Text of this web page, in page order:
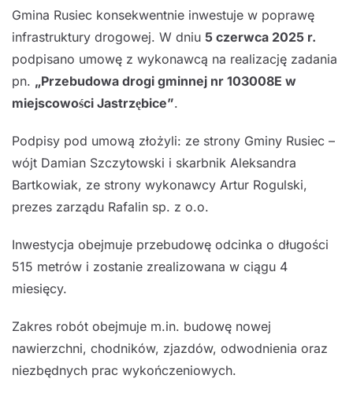
Gmina Rusiec konsekwentnie inwestuje w poprawę
infrastruktury drogowej. W dniu 5 czerwca 2025 r.
podpisano umowę z wykonawcą na realizację zadania
pn. „Przebudowa drogi gminnej nr 103008E w
miejscowości Jastrzębice”.
Podpisy pod umową złożyli: ze strony Gminy Rusiec –
wójt Damian Szczytowski i skarbnik Aleksandra
Bartkowiak, ze strony wykonawcy Artur Rogulski,
prezes zarządu Rafalin sp. z o.o.
Inwestycja obejmuje przebudowę odcinka o długości
515 metrów i zostanie zrealizowana w ciągu 4
miesięcy.
Zakres robót obejmuje m.in. budowę nowej
nawierzchni, chodników, zjazdów, odwodnienia oraz
niezbędnych prac wykończeniowych.